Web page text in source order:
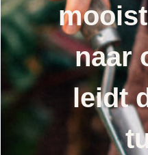
naar
leidt